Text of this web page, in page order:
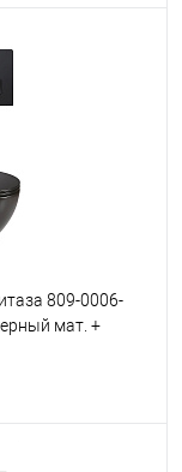
809-0006-
мат. +